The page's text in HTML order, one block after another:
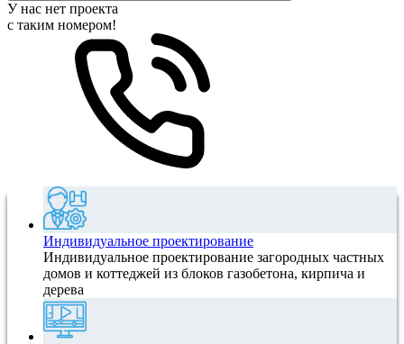
У нас нет проекта
с таким номером!
Индивидуальное проектирование
Индивидуальное проектирование загородных частных
домов и коттеджей из блоков газобетона, кирпича и
дерева